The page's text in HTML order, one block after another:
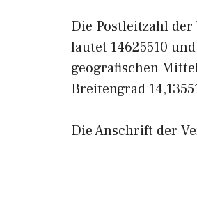
Die Postleitzahl der
lautet 14625510
geografischen
Breitengrad
Die Anschrift der